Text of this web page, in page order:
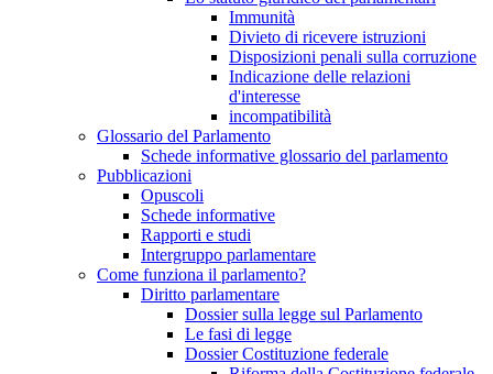
Immunità
Divieto di ricevere istruzioni
Disposizioni penali sulla corruzione
Indicazione delle relazioni
d'interesse
incompatibilità
Glossario del Parlamento
Schede informative glossario del parlamento
Pubblicazioni
Opuscoli
Schede informative
Rapporti e studi
Intergruppo parlamentare
Come funziona il parlamento?
Diritto parlamentare
Dossier sulla legge sul Parlamento
Le fasi di legge
Dossier Costituzione federale